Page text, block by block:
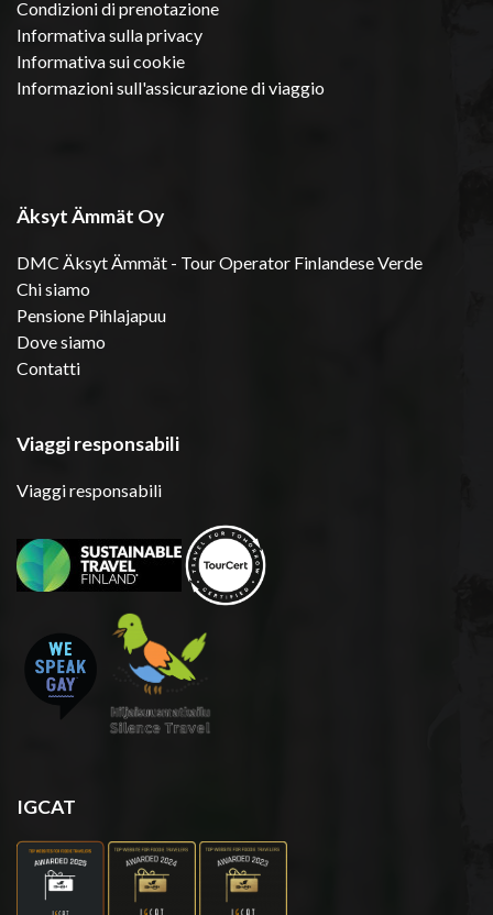
Condizioni di prenotazione
Informativa sulla privacy
Informativa sui cookie
Informazioni sull'assicurazione di viaggio
Äksyt Ämmät Oy
DMC Äksyt Ämmät - Tour Operator Finlandese Verde
Chi siamo
Pensione Pihlajapuu
Dove siamo
Contatti
Viaggi responsabili
Viaggi responsabili
IGCAT